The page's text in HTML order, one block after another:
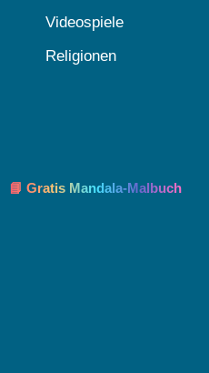
Videospiele
Religionen
📘 Gratis Mandala-Malbuch